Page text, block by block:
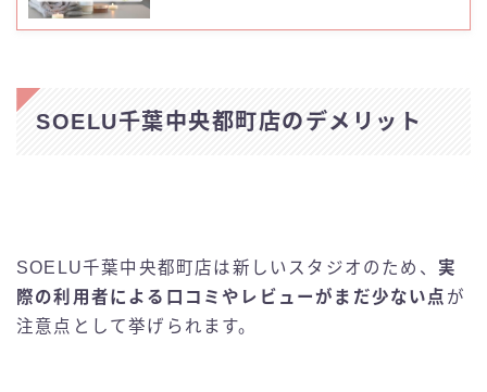
SOELU千葉中央都町店のデメリット
SOELU千葉中央都町店は新しいスタジオのため、 実
際の利用者による口コミやレビューがまだ少ない点 が
注意点として挙げられます。